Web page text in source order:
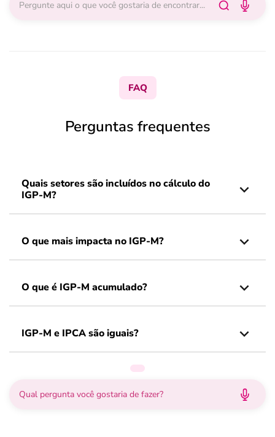
FAQ
Perguntas frequentes
Quais setores são incluídos no cálculo do
IGP-M?
O que mais impacta no IGP-M?
O que é IGP-M acumulado?
IGP-M e IPCA são iguais?